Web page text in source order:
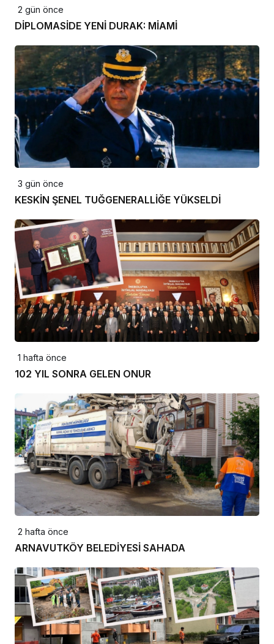
2 gün önce
DİPLOMASİDE YENİ DURAK: MİAMİ
3 gün önce
KESKİN ŞENEL TUĞGENERALLİĞE YÜKSELDİ
1 hafta önce
102 YIL SONRA GELEN ONUR
2 hafta önce
ARNAVUTKÖY BELEDİYESİ SAHADA